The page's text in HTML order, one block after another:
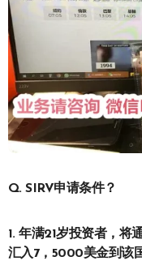
Q. SIRV申请条件？
1. 年满21岁投资者，将
汇入7，5000美金到该